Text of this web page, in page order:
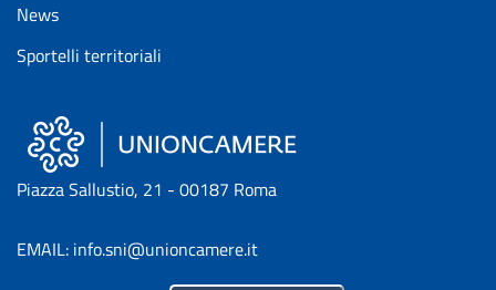
News
Sportelli territoriali
Piazza Sallustio, 21 - 00187 Roma
EMAIL: info.sni@unioncamere.it